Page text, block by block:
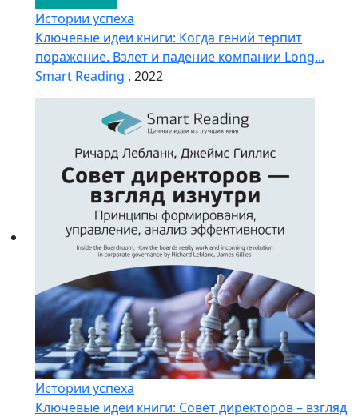
Истории успеха
Ключевые идеи книги: Когда гений терпит
поражение. Взлет и падение компании Long...
Smart Reading , 2022
Истории успеха
Ключевые идеи книги: Совет директоров – взгляд